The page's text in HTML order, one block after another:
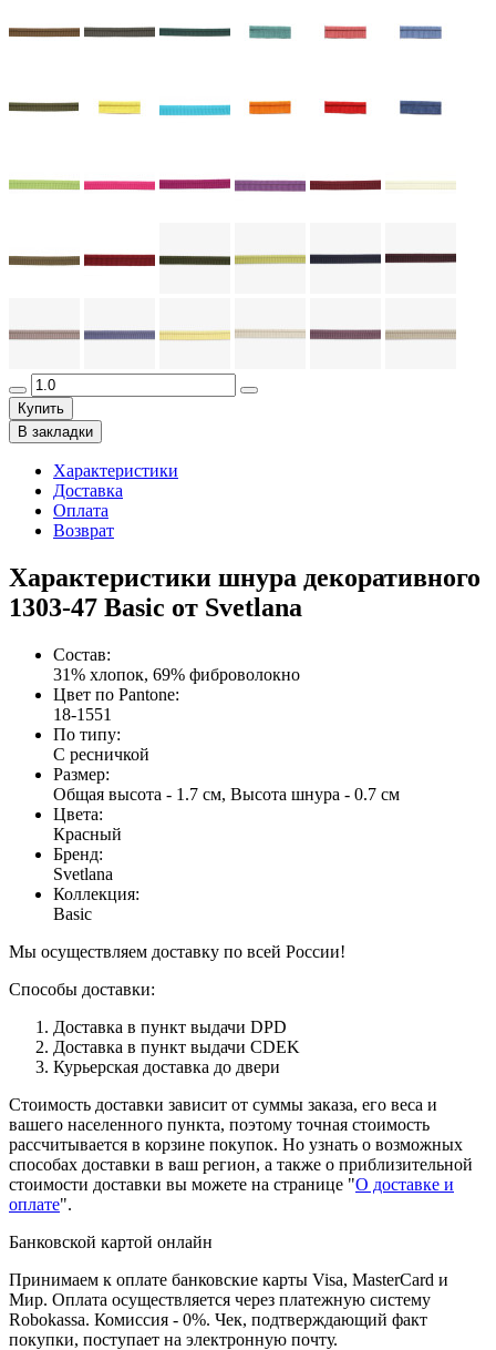
Купить
В закладки
Характеристики
Доставка
Оплата
Возврат
Характеристики шнура декоративного
1303-47 Basic от Svetlana
Состав:
31% хлопок, 69% фиброволокно
Цвет по Pantone:
18-1551
По типу:
С ресничкой
Размер:
Общая высота - 1.7 см, Высота шнура - 0.7 см
Цвета:
Красный
Бренд:
Svetlana
Коллекция:
Basic
Мы осуществляем доставку по всей России!
Способы доставки:
Доставка в пункт выдачи DPD
Доставка в пункт выдачи CDEK
Курьерская доставка до двери
Стоимость доставки зависит от суммы заказа, его веса и
вашего населенного пункта, поэтому точная стоимость
рассчитывается в корзине покупок. Но узнать о возможных
способах доставки в ваш регион, а также о приблизительной
стоимости доставки вы можете на странице "О доставке и
оплате".
Банковской картой онлайн
Принимаем к оплате банковские карты Visa, MasterCard и
Мир. Оплата осуществляется через платежную систему
Robokassa. Комиссия - 0%. Чек, подтверждающий факт
покупки, поступает на электронную почту.